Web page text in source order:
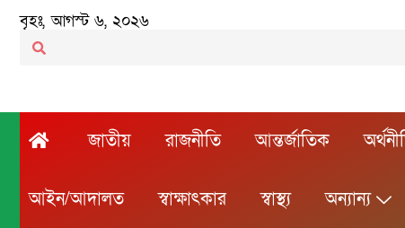
বৃহঃ, আগস্ট ৬, ২০২৬
জাতীয় রাজনীতি আন্তর্জাতিক
আইন/আদালত স্বাক্ষাৎকার স্বাস্থ্য অন্যান্য